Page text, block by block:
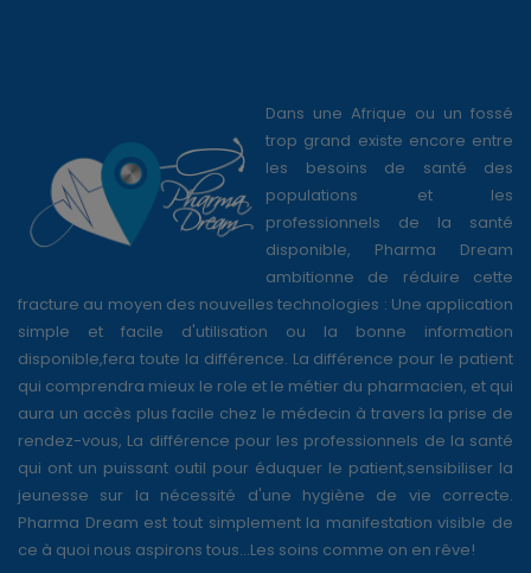
Dans une Afrique ou un fossé
trop grand existe encore entre
les besoins de santé des
populations et les
professionnels de la santé
disponible, Pharma Dream
ambitionne de réduire cette
fracture au moyen des nouvelles technologies : Une application
simple et facile d'utilisation ou la bonne information
disponible,fera toute la différence. La différence pour le patient
qui comprendra mieux le role et le métier du pharmacien, et qui
aura un accès plus facile chez le médecin à travers la prise de
rendez-vous, La différence pour les professionnels de la santé
qui ont un puissant outil pour éduquer le patient,sensibiliser la
jeunesse sur la nécessité d'une hygiène de vie correcte.
Pharma Dream est tout simplement la manifestation visible de
ce à quoi nous aspirons tous...Les soins comme on en rêve!